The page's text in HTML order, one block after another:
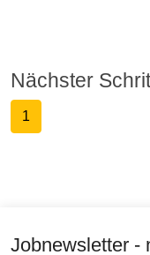
Nächster
1
Jobnewsletter -